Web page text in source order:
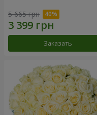
5 665 грн
Заказать